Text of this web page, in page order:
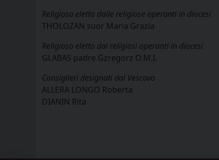
Religiosa eletta dalle religiose operanti in diocesi
THOLOZAN suor Maria Grazia
Religioso eletto dai religiosi operanti in diocesi
GLABAS padre Gzregorz O.M.I.
Consiglieri designati dal Vescovo
ALLERA LONGO Roberta
DIANIN Rita